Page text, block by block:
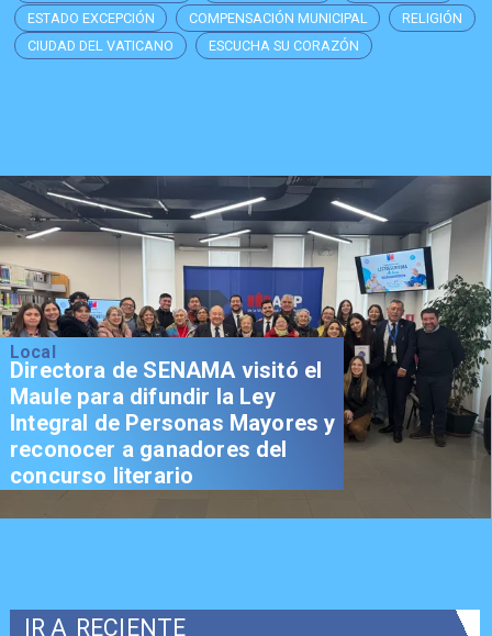
ESTADO EXCEPCIÓN
COMPENSACIÓN MUNICIPAL
RELIGIÓN
CIUDAD DEL VATICANO
ESCUCHA SU CORAZÓN
Local
Directora de SENAMA visitó el
Maule para difundir la Ley
Integral de Personas Mayores y
reconocer a ganadores del
concurso literario
IR A RECIENTE